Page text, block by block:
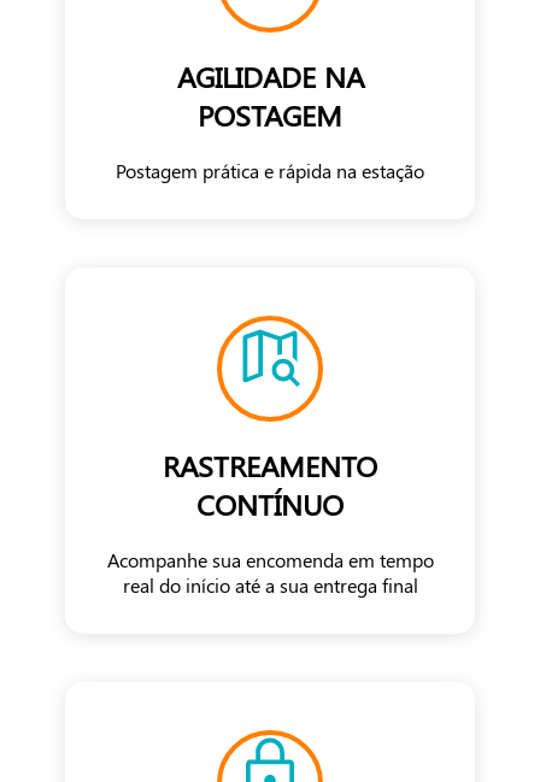
AGILIDADE NA
POSTAGEM
Postagem prática e rápida na estação
RASTREAMENTO
CONTÍNUO
Acompanhe sua encomenda em tempo
real do início até a sua entrega final